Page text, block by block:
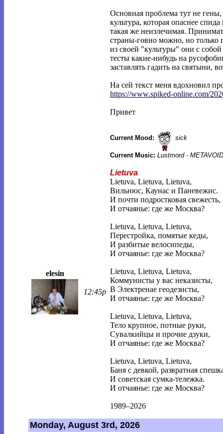
Основная проблема тут не гены,
культура, которая опаснее
такая же неизлечимая.
страны-говно можно, но только
из своей "культуры" они с
тесты какие-нибудь на
заставлять гадить на святыни,
На сей текст меня вдохновил
https://www.spiked-online.com/
Привет
Current Mood: sick
Current Music: Lustmord - METAVOID
elesin
12:45p
Lietuva
Lietuva, Lietuva, Lietuva,
Вильнюс, Каунас и Паневежис.
И почти подростковая свежесть,
И отчаянье: где же Москва?
Lietuva, Lietuva, Lietuva,
Перестройка, помятые кеды,
И разбитые велосипеды,
И отчаянье: где же Москва?
Lietuva, Lietuva, Lietuva,
Коммунисты у вас неказисты,
В Электренае геодезисты,
И отчаянье: где же Москва?
Lietuva, Lietuva, Lietuva,
Тело крупное, потные руки,
Сувалкийцы и прочие дзуки,
И отчаянье: где же Москва?
Lietuva, Lietuva, Lietuva,
Баня с девкой, развратная
И советская сумка-тележка.
И отчаянье: где же Москва?
1989–2026
Monday, August 3rd, 2026